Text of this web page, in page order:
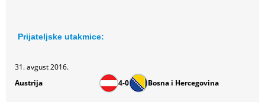
Prijateljske utakmice:
31. avgust 2016.
Austrija
4-0 Bosna i Hercegovina